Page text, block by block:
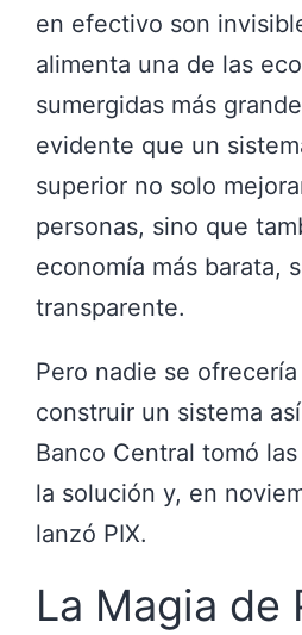
en efectivo son
alimenta una de las
sumergidas más
evidente que un
superior no solo
personas, sino que
economía más barata,
transparente.
Pero nadie se
construir un sistema
Banco Central tomó
la solución y, en
lanzó PIX.
La Magia de